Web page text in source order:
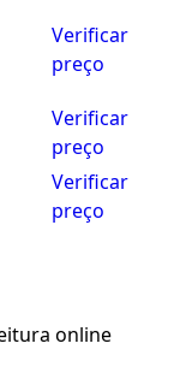
Verificar
preço
Verificar
preço
Verificar
preço